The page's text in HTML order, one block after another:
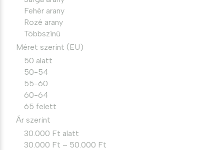
Fehér arany
Rozé arany
Többszínű
Méret szerint (EU)
50 alatt
50-54
55-60
60-64
65 felett
Ár szerint
30.000 Ft alatt
30.000 Ft – 50.000 Ft